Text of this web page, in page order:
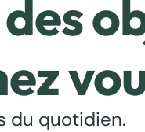
du quotidien.